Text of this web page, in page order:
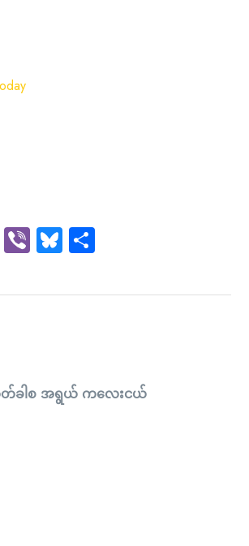
Telegram
ViberBluesky
ခါစ အရွယ် ကလေးငယ်